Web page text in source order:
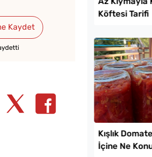
Kaydet
Soğuk Baklava
Lezzetinde Borcam
Tarifi